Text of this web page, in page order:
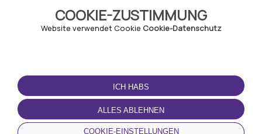
COOKIE-ZUSTIMMUNG
Website verwendet Cookie Cookie-Datenschutz
ICH HABS
ALLES ABLEHNEN
COOKIE-EINSTELLUNGEN
NUTZUNGSBEDINGUNGEN
Geschäftsbedingungen
Datenschutz-
Bestimmungen
Cookie-Richtlinie
LADEN SIE DIE APP
HERUNTER